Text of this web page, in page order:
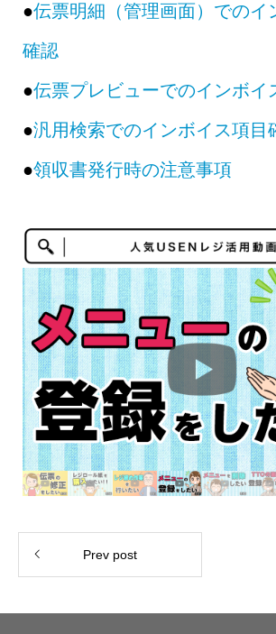
●伝票明細（管理画面）でのイ
確認
●伝票プレビューでのインボイ
●汎用検索でのインボイス項目
●領収書発行時の注意事項
Prev post